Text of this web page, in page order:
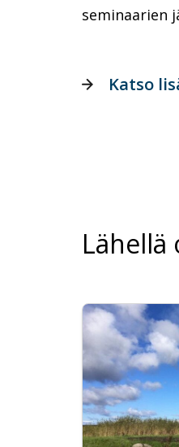
seminaarien
Katso
Lähellä